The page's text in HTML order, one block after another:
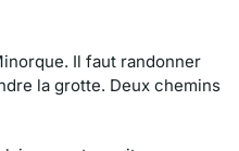
Il faut randonner
la grotte. Deux chemins